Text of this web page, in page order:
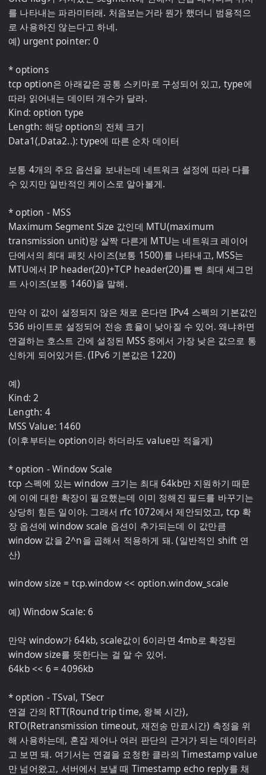
를 나타내는 파라미터래. 처음보는거라 뭔가 했더니 범용적으
로 사용하진 않는다고 하네.
예) urgent pointer: 0
* options
tcp option은 아래같은 공통 스키마로 구성되어 있고, type에
따라 읽어내는 데이터 개수가 달라.
Kind: option type
Length: 해당 option의 전체 크기
Data1(,Data2..): type에 따른 순차 데이터
보통 4개의 주요 옵션을 보내는데 네트워크 설정에 따라 다를
수 있지만 일반적인 케이스로 알아볼게.
* option - MSS
Maximum Segment Size 값인데 MTU(maximum
transmission unit)랑 살짝 다른게 MTU는 네트워크 레이어
단에서의 최대 패킷 사이즈(보통 1500)를 나타내고, MSS는
MTU에서 IP header(20)+TCP header(20)를 뺀 최대 세그먼
트 사이즈(보통 1460)을 말해.
만약 이 값이 설정되지 않은 채로 온다면 IPv4 스펙의 기본값인
536 바이트로 설정되어 전송 효율이 낮아질 수 있어. 왜냐하면
연결하는 호스트 간에 설정된 MSS 중에서 가장 낮은 값으로 통
신하게 되어있거든. (IPv6 기본값은 1220)
예)
Kind: 2
Length: 4
MSS Value: 1460
(이후부터는 option이라 하더라도 value만 적을게)
* option - Window Scale
tcp 스펙에 있는 window 크기는 최대 64kb만 지원하기 때문
에 이에 대한 확장이 필요했는데 이미 정해진 필드를 바꾸기는
상당히 힘든 일이야. 그래서 rfc 1072에서 제안되었고, tcp 확
장 옵션에 window scale 옵션이 추가되는데 이 값만큼
window 값을 2^n을 곱해서 적용하게 돼. (일반적인 shift 연
산)
window size = tcp.window << option.window_scale
예) Window Scale: 6
만약 window가 64kb, scale값이 6이라면 4mb로 확장된
window size를 뜻한다는 걸 알 수 있어.
64kb << 6 = 4096kb
* option - TSval, TSecr
연결 간의 RTT(Round trip time, 왕복 시간),
RTO(Retransmission timeout, 재전송 만료시간) 측정을 위
해 사용하는데, 혼잡 제어나 여러 판단의 근거가 되는 데이터라
고 보면 돼. 여기서는 연결을 요청한 클라의 Timestamp value
만 넘어왔고, 서버에서 보낼 때 Timestamp echo reply를 채